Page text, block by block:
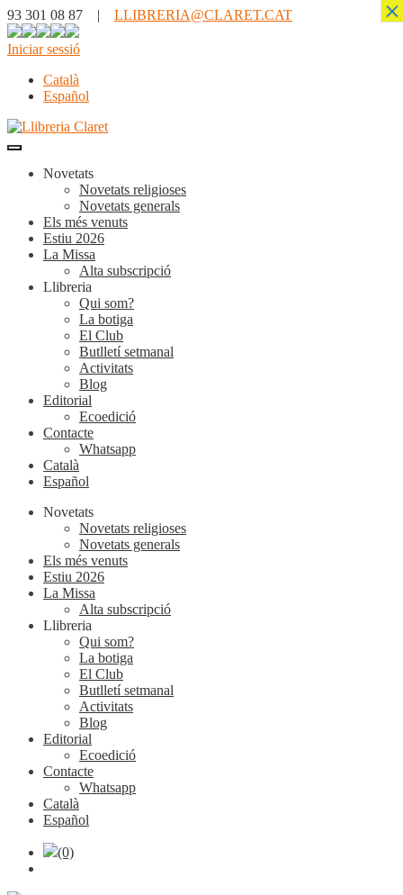
93 301 08 87 | LLIBRERIA@CLARET.CAT
Iniciar sessió
Català
Español
Novetats
Novetats religioses
Novetats generals
Els més venuts
Estiu 2026
La Missa
Alta subscripció
Llibreria
Qui som?
La botiga
El Club
Butlletí setmanal
Activitats
Blog
Editorial
Ecoedició
Contacte
Whatsapp
Català
Español
Novetats
Novetats religioses
Novetats generals
Els més venuts
Estiu 2026
La Missa
Alta subscripció
Llibreria
Qui som?
La botiga
El Club
Butlletí setmanal
Activitats
Blog
Editorial
Ecoedició
Contacte
Whatsapp
Català
Español
(0)
×